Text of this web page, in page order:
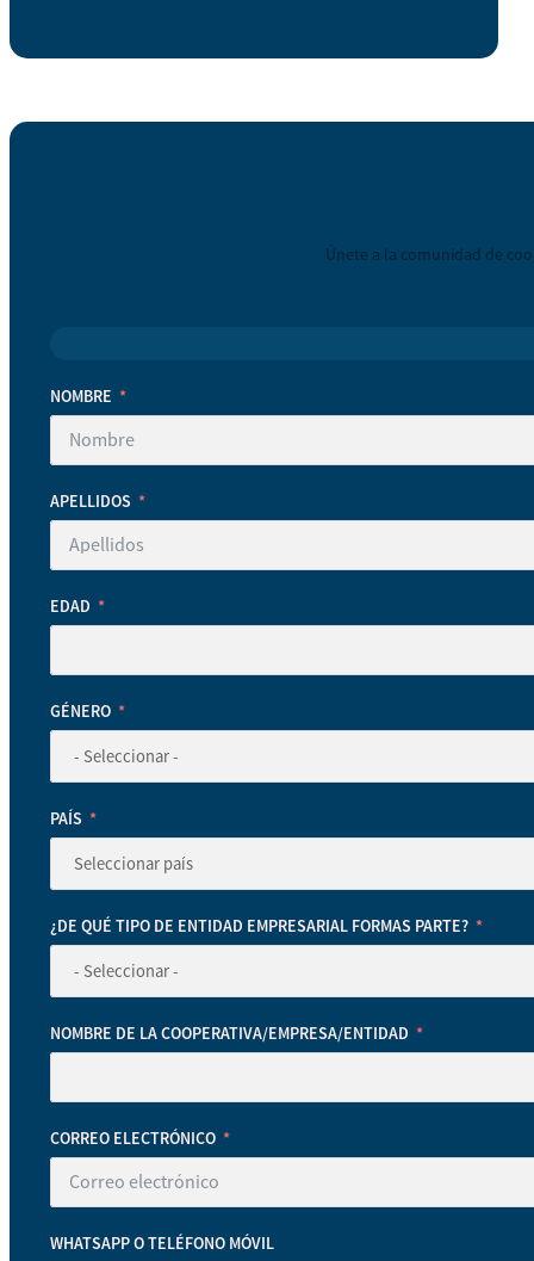
Únete a la comunidad de
NOMBRE
APELLIDOS
EDAD
GÉNERO
PAÍS
¿DE QUÉ TIPO DE ENTIDAD EMPRESARIAL FORMAS PARTE?
NOMBRE DE LA COOPERATIVA/EMPRESA/ENTIDAD
CORREO ELECTRÓNICO
WHATSAPP O TELÉFONO MÓVIL